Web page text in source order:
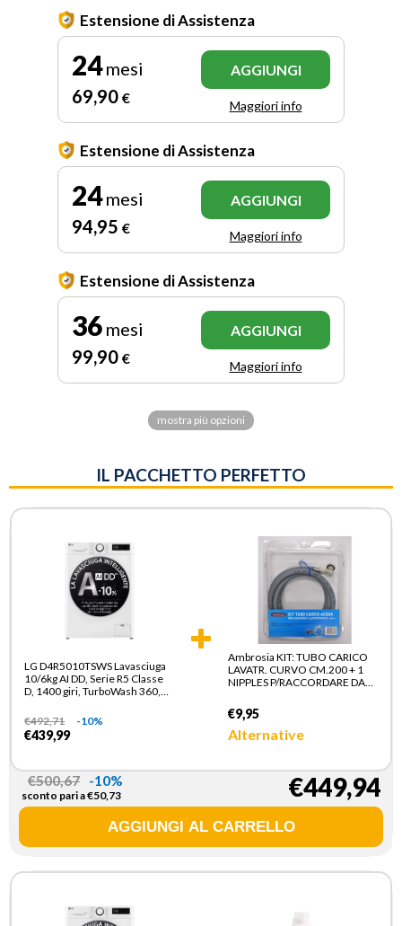
Estensione di Assistenza
24mesi
69,90 €
AGGIUNGI
Maggiori info
Estensione di Assistenza
24mesi
94,95 €
AGGIUNGI
Maggiori info
Estensione di Assistenza
36 mesi
99,90 €
AGGIUNGI
Maggiori info
mostra più opzioni
IL PACCHETTO PERFETTO
LG D4R5010TSWS Lavasciuga
10/6kg AI DD, Serie R5 Classe
D, 1400 giri, TurboWash 360,
€492,71 -10%
€439,99
Ambrosia KIT: TUBO CARICO
LAVATR. CURVO CM.200 + 1
NIPPLES P/RACCORDARE DA
€9,95
Alternative
€500,67 -10%
sconto pari a€50,73 €449,94